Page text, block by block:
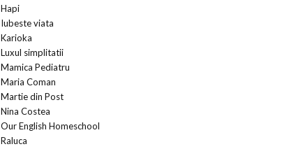
Hapi
Iubeste viata
Karioka
Luxul simplitatii
Mamica Pediatru
Maria Coman
Martie din Post
Nina Costea
Our English Homeschool
Raluca